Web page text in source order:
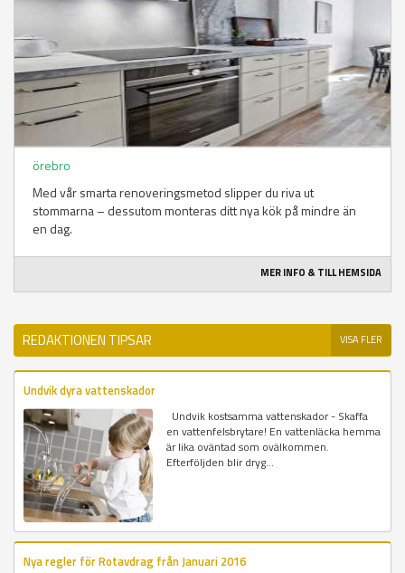
örebro
Med vår smarta renoveringsmetod slipper du riva ut
stommarna – dessutom monteras ditt nya kök på mindre än
en dag.
MER INFO & TILL HEMSIDA
REDAKTIONEN TIPSAR VISA FLER
Undvik dyra vattenskador
Undvik kostsamma vattenskador - Skaffa
en vattenfelsbrytare! En vattenläcka hemma
är lika oväntad som ovälkommen.
Efterföljden blir dryg...
Nya regler för Rotavdrag från Januari 2016